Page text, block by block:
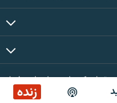
زنده
کپی‌رایت، برای رادیو فردا